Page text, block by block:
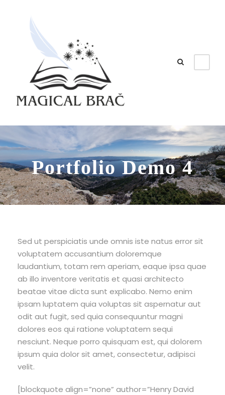
Portfolio Demo 4
Sed ut perspiciatis unde omnis iste natus error sit
voluptatem accusantium doloremque
laudantium, totam rem aperiam, eaque ipsa quae
ab illo inventore veritatis et quasi architecto
beatae vitae dicta sunt explicabo. Nemo enim
ipsam luptatem quia voluptas sit aspernatur aut
odit aut fugit, sed quia consequuntur magni
dolores eos qui ratione voluptatem sequi
nesciunt. Neque porro quisquam est, qui dolorem
ipsum quia dolor sit amet, consectetur, adipisci
velit.
[blockquote align=”none” author=”Henry David